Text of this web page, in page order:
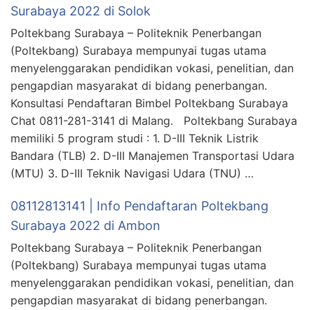
Surabaya 2022 di Solok
Poltekbang Surabaya – Politeknik Penerbangan
(Poltekbang) Surabaya mempunyai tugas utama
menyelenggarakan pendidikan vokasi, penelitian, dan
pengapdian masyarakat di bidang penerbangan.
Konsultasi Pendaftaran Bimbel Poltekbang Surabaya
Chat 0811-281-3141 di Malang. Poltekbang Surabaya
memiliki 5 program studi : 1. D-III Teknik Listrik
Bandara (TLB) 2. D-III Manajemen Transportasi Udara
(MTU) 3. D-III Teknik Navigasi Udara (TNU) …
08112813141 | Info Pendaftaran Poltekbang
Surabaya 2022 di Ambon
Poltekbang Surabaya – Politeknik Penerbangan
(Poltekbang) Surabaya mempunyai tugas utama
menyelenggarakan pendidikan vokasi, penelitian, dan
pengapdian masyarakat di bidang penerbangan.